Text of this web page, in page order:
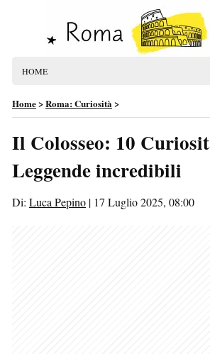
HOME
Home>Roma: Curiosità>
Il Colosseo: 10
Leggende incredibili
Di: Luca Pepino | 17 Luglio 2025, 08:00